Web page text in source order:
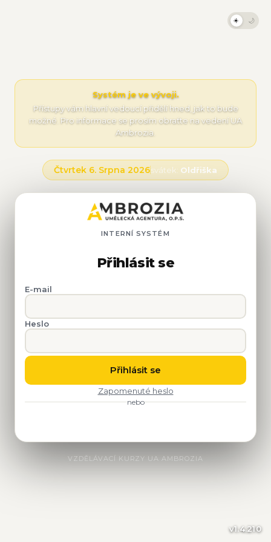
🌙
☀️
Systém je ve vývoji.
Přístupy vám hlavní vedoucí přidělí hned, jak to bude
možné. Pro informace se prosím obraťte na vedení UA
Ambrozia.
Čtvrtek 6. Srpna 2026svátek: Oldřiška
INTERNÍ SYSTÉM
Přihlásit se
E-mail
Heslo
Přihlásit se
Zapomenuté heslo
nebo
VZDĚLÁVACÍ KURZY UA AMBROZIA
v1.4.210